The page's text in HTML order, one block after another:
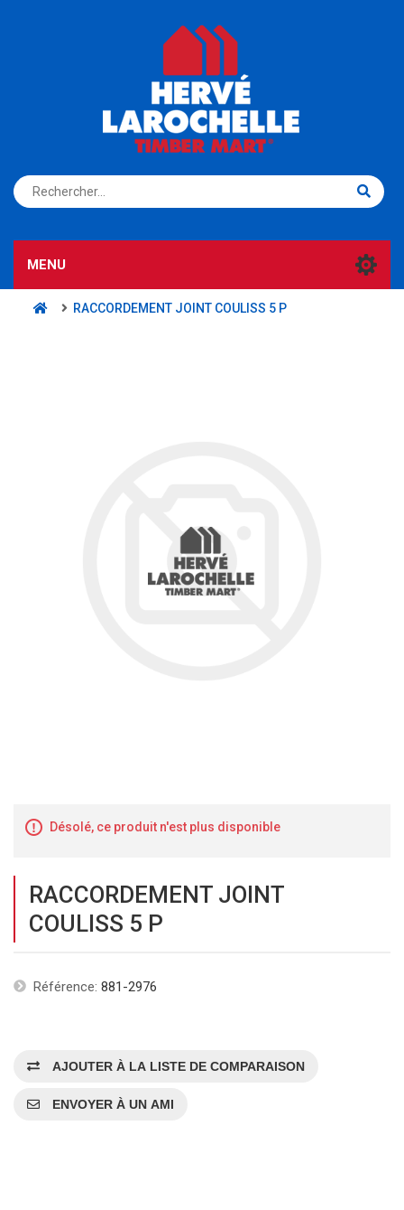
S'ENREGISTRER CONNEXION
MENU
RACCORDEMENT JOINT COULISS 5 P
Désolé, ce produit n'est plus disponible
RACCORDEMENT JOINT
COULISS 5 P
Référence: 881-2976
AJOUTER À LA LISTE DE COMPARAISON
ENVOYER À UN AMI